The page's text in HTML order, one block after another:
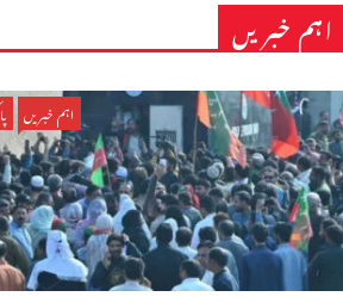
اہم خبریں
اہم خبریں